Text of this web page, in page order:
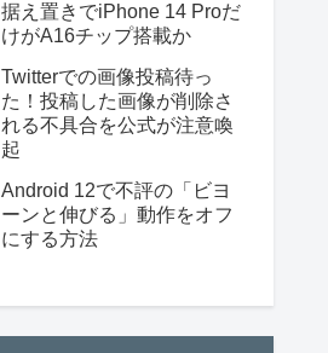
据え置きでiPhone 14 Proだ
けがA16チップ搭載か
Twitterでの画像投稿待っ
た！投稿した画像が削除さ
れる不具合を公式が注意喚
起
Android 12で不評の「ビヨ
ーンと伸びる」動作をオフ
にする方法